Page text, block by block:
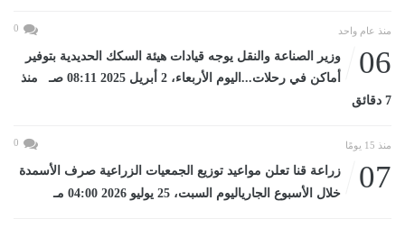
منذ عام واحد 0
06
وزير الصناعة والنقل يوجه قيادات هيئة السكك الحديدية بتوفير
أماكن في رحلات...اليوم الأربعاء، 2 أبريل 2025 08:11 صـ منذ
7 دقائق
منذ 15 يومًا 0
07
زراعة قنا تعلن مواعيد توزيع الجمعيات الزراعية صرف الأسمدة
خلال الأسبوع الجارياليوم السبت، 25 يوليو 2026 04:00 مـ